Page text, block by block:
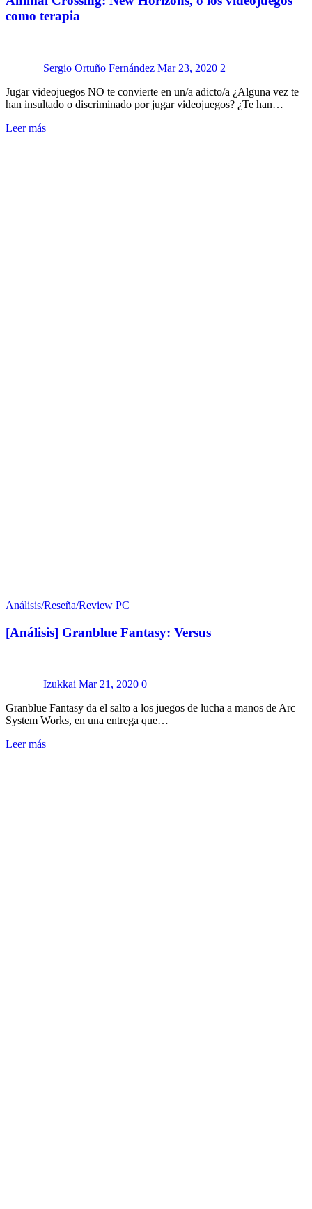
como terapia
Sergio Ortuño Fernández Mar 23, 2020 2
Jugar videojuegos NO te convierte en un/a adicto/a ¿Alguna vez te
han insultado o discriminado por jugar videojuegos? ¿Te han…
Leer más
Análisis/Reseña/Review PC
[Análisis] Granblue Fantasy: Versus
Izukkai Mar 21, 2020 0
Granblue Fantasy da el salto a los juegos de lucha a manos de Arc
System Works, en una entrega que…
Leer más